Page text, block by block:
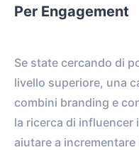
Per Engagement
Se state cercando di
livello superiore, una
combini branding e
la ricerca di influencer
aiutare a